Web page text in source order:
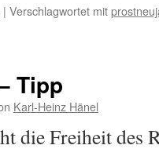
| Verschlagwortet mit
Tipp
Karl-Heinz Hänel
die Freiheit des